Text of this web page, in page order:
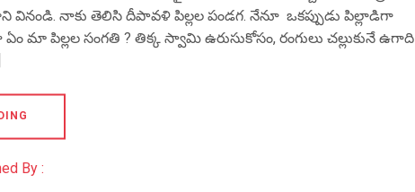
వినండి. నాకు తెలిసి దీపావళి పిల్లల పండగ. నేనూ ఒకప్పుడు పిల్లాడిగా
మా పిల్లల సంగతి ? తిక్క స్వామి ఉరుసుకోసం, రంగులు చల్లుకునే ఉగాది
By :